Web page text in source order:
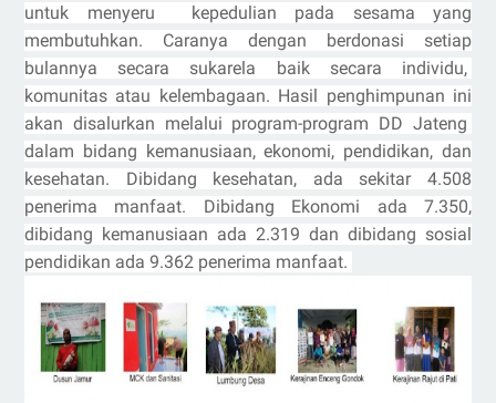
untuk menyeru kepedulian pada sesama yang
membutuhkan. Caranya dengan berdonasi setiap
bulannya secara sukarela baik secara individu,
komunitas atau kelembagaan. Hasil penghimpunan ini
akan disalurkan melalui program-program DD Jateng
dalam bidang kemanusiaan, ekonomi, pendidikan, dan
kesehatan. Dibidang kesehatan, ada sekitar 4.508
penerima manfaat. Dibidang Ekonomi ada 7.350,
dibidang kemanusiaan ada 2.319 dan dibidang sosial
pendidikan ada 9.362 penerima manfaat.